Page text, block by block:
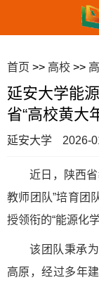
首页 >> 高校 >>
延安大学能
省“高校黄大
延安大学 2026-
近日，陕西
教师团队”培育团
授领衔的“能源化
该团队秉承
高原，经过多年